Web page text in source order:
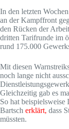
In den letzten
an der Kampffront
den Rücken der
dritten Tarifrunde im
rund 175.000
Mit diesen
noch lange nicht
Gleichzeitig gab es
So hat
Bartsch erklärt, dass
müssten.